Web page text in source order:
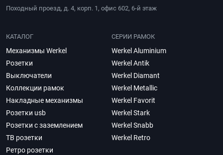
Походный проезд, д. 4, корп. 1, офис 602, 6-й этаж
КАТАЛОГ
Механизмы Werkel
Розетки
Выключатели
Коллекции рамок
Накладные механизмы
Розетки usb
Розетки с заземлением
ТВ розетки
Ретро розетки
СЕРИИ РАМОК
Werkel Aluminium
Werkel Antik
Werkel Diamant
Werkel Metallic
Werkel Favorit
Werkel Stark
Werkel Snabb
Werkel Retro